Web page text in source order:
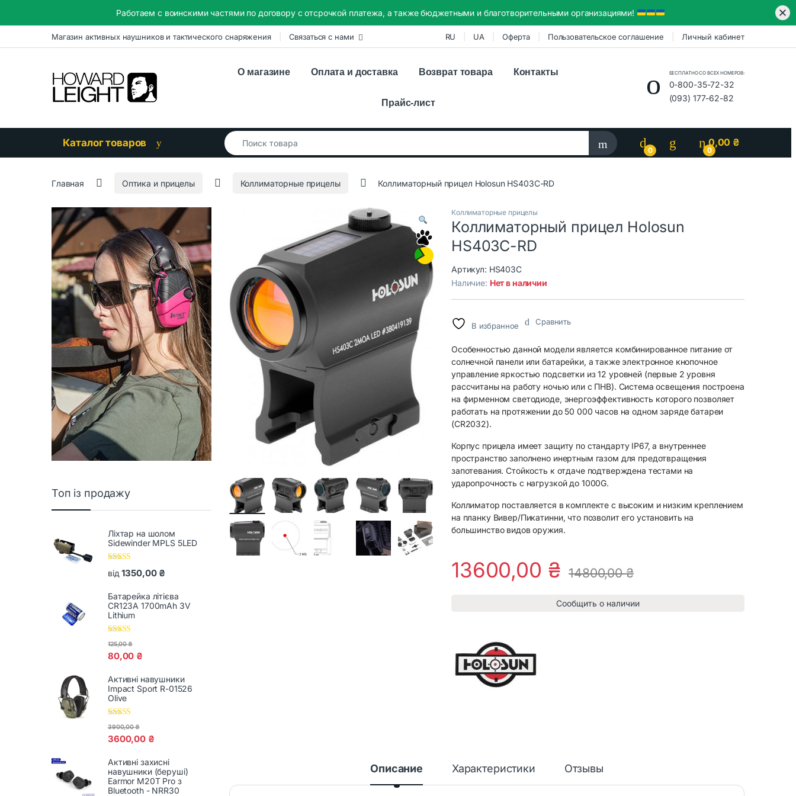
Skip to navigation
Skip to contentМагазин активных наушников и тактического снаряжения Связаться с нами RU UA Оферта Пользовательское соглашение Личный кабинет
О магазине Оплата и доставка Возврат товара Контакты
Прайс-лист
БЕСПЛАТНО СО ВСЕХ НОМЕРОВ:
0-800-35-72-32
(093) 177-62-82
Каталог товаров
Search for:
0 0
0,00 ₴
Главная Оптика и прицелы Коллиматорные прицелы Коллиматорный прицел Holosun HS403C-RD
Коллиматорные прицелы
Коллиматорный прицел Holosun
HS403C-RD
Артикул: HS403C
Наличие: Нет в наличии
В избранное Сравнить
Особенностью данной модели является комбинированное питание от
солнечной панели или батарейки, а также электронное кнопочное
управление яркостью подсветки из 12 уровней (первые 2 уровня
рассчитаны на работу ночью или с ПНВ). Система освещения построена
на фирменном светодиоде, энергоэффективность которого позволяет
работать на протяжении до 50 000 часов на одном заряде батареи
(CR2032).
Корпус прицела имеет защиту по стандарту IP67, а внутреннее
пространство заполнено инертным газом для предотвращения
запотевания. Стойкость к отдаче подтверждена тестами на
ударопрочность с нагрузкой до 1000G.
Коллиматор поставляется в комплекте с высоким и низким креплением
на планку Вивер/Пикатинни, что позволит его установить на
большинство видов оружия.
13600,00 ₴ 14800,00₴
Сообщить о наличии
Описание Характеристики Отзывы
Топ із продажу
Ліхтар на шолом
Sidewinder MPLS 5LED
Оцінено в
5.00 з 5
від1350,00 ₴
Батарейка літієва
CR123A 1700mAh 3V
Lithium
Оцінено в
5.00
80,00 ₴
125,00₴
Активні навушники
Impact Sport R-01526
Olive
Оцінено в
з 5
3600,00 ₴
3900,00₴
Активні захисні
навушники (беруші)
Earmor M20T Pro з
Bluetooth - NRR30
Работаем с воинскими частями по договору с отсрочкой платежа, а также бюджетными и благотворительными организациями!